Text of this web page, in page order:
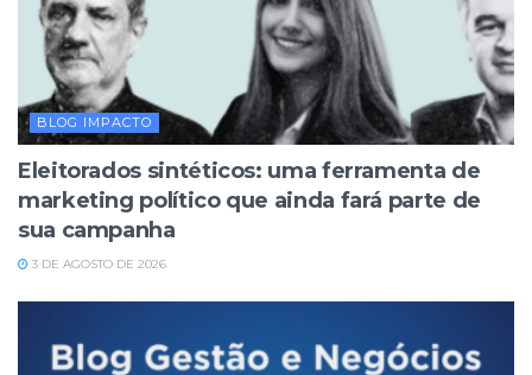
BLOG IMPACTO
Eleitorados sintéticos: uma ferramenta de
marketing político que ainda fará parte de
sua campanha
3 DE AGOSTO DE 2026